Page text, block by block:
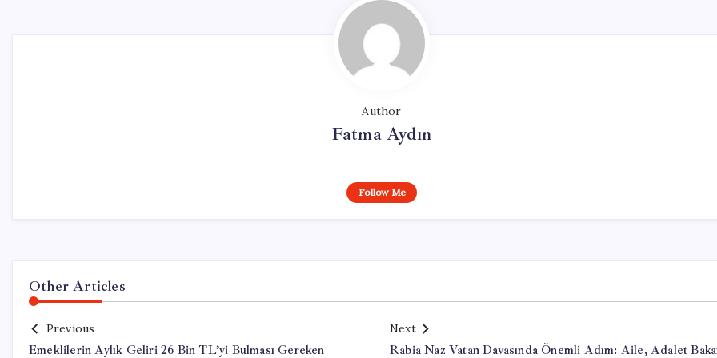
Author
Fatma Aydın
Follow Me
Other Articles
Previous
Emeklilerin Aylık Geliri 26 Bin TL’yi Bulması Gereken
Next
Rabia Naz Vatan Davasında Önemli Adım: Aile, Adalet